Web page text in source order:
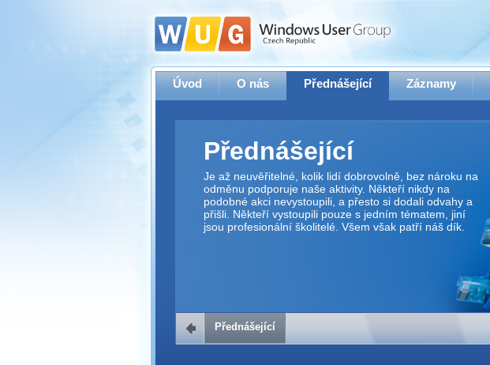
Úvod O nás Přednášející Záznamy
Přednášející
Je až neuvěřitelné, kolik lidí dobrovolně, bez nároku na
odměnu podporuje naše aktivity. Někteří nikdy na
podobné akci nevystoupili, a přesto si dodali odvahy a
přišli. Někteří vystoupili pouze s jedním tématem, jiní
jsou profesionální školitelé. Všem však patří náš dík.
Přednášející